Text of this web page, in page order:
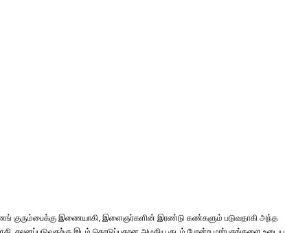
குரும்பைக்கு இணையாகி, இளைஞர்களின் இரண்டு கண்களும் படுவதாகி அந்த